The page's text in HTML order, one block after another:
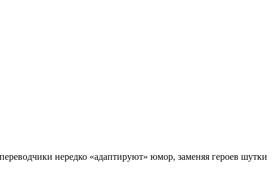
нередко «адаптируют» юмор, заменяя героев шутки